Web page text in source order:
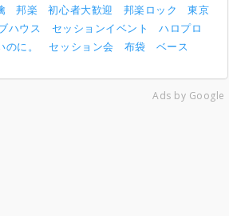
邦楽 初心者大歓迎 邦楽ロック
東京
ハウス セッションイベント
ハロプロ
に。 セッション会 布袋
ベース
Ads by Google